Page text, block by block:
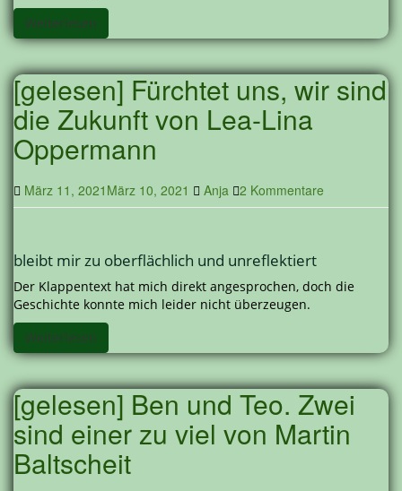
Weiterlesen
[gelesen] Fürchtet uns, wir sind
die Zukunft von Lea-Lina
Oppermann
März 11, 2021 März 10, 2021 Anja 2 Kommentare
bleibt mir zu oberflächlich und unreflektiert
Der Klappentext hat mich direkt angesprochen, doch die
Geschichte konnte mich leider nicht überzeugen.
Weiterlesen
[gelesen] Ben und Teo. Zwei
sind einer zu viel von Martin
Baltscheit